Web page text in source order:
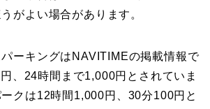
がよい場合があります。
ーキングはNAVITIMEの掲載情報で
、24時間まで1,000円とされていま
クは12時間1,000円、30分100円と